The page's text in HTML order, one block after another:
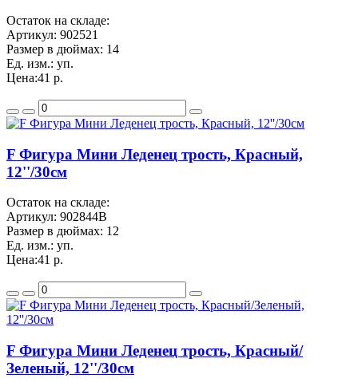
Остаток на складе:
Артикул: 902521
Размер в дюймах: 14
Ед. изм.: уп.
Цена:41 р.
F Фигура Мини Леденец трость, Красный,
12''/30см
Остаток на складе:
Артикул: 902844B
Размер в дюймах: 12
Ед. изм.: уп.
Цена:41 р.
F Фигура Мини Леденец трость, Красный/
Зеленый, 12''/30см